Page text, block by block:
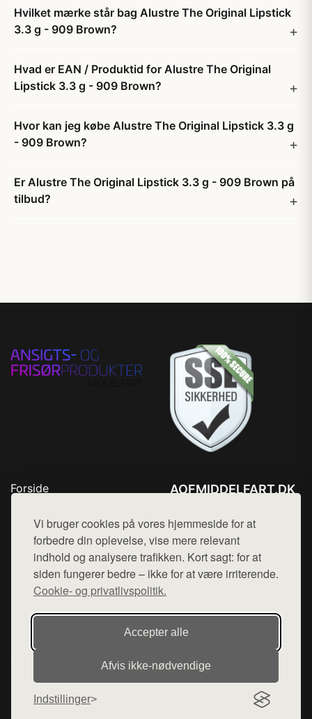
Vi bruger cookies på vores hjemmeside for at
forbedre din oplevelse, vise mere relevant
indhold og analysere trafikken. Kort sagt: for at
siden fungerer bedre – ikke for at være irriterende.
Cookie- og privatlivspolitik.
Accepter alle
Afvis ikke‑nødvendige
Indstillinger
Hvilket mærke står bag Alustre The Original Lipstick
3.3 g - 909 Brown?
Hvad er EAN / Produktid for Alustre The Original
Lipstick 3.3 g - 909 Brown?
Hvor kan jeg købe Alustre The Original Lipstick 3.3 g
- 909 Brown?
Er Alustre The Original Lipstick 3.3 g - 909 Brown på
tilbud?
Forside
Top Rabatter
Blog
Kontakt
AOFMIDDELFART.DK
Mail: hej@want.dk
Cookie- og privatlivspolitik
Denne side er en del af want.dk, der udgiver en række
hjemmesider med præsentation af forskellige produkter fra
diverse webshops. Der sælges ikke varer fra denne side - vi
henviser til de shops, som sælger varen. Vi har heller ikke
varerne på lager.